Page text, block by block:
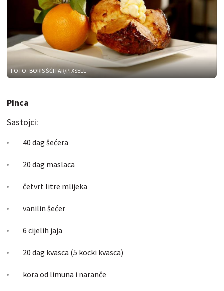
FOTO: BORIS ŠĆITAR/PIXSELL
Pinca
Sastojci:
40 dag šećera
20 dag maslaca
četvrt litre mlijeka
vanilin šećer
6 cijelih jaja
20 dag kvasca (5 kocki kvasca)
kora od limuna i naranče